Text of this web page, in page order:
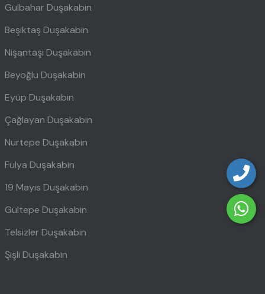
Gülbahar Duşakabin
Beşiktaş Duşakabin
Nişantaşı Duşakabin
Beyoğlu Duşakabin
Eyüp Duşakabin
Çağlayan Duşakabin
Nurtepe Duşakabin
Fulya Duşakabin
19 Mayıs Duşakabin
Gültepe Duşakabin
Telsizler Duşakabin
Şişli Duşakabin